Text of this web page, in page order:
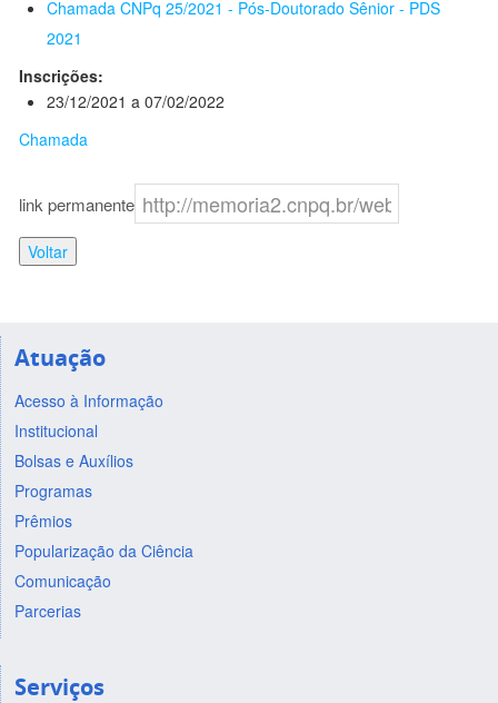
Chamada CNPq 25/2021 - Pós-Doutorado Sênior - PDS
2021
Inscrições:
23/12/2021 a 07/02/2022
Chamada
link permanente
Voltar
Atuação
Acesso à Informação
Institucional
Bolsas e Auxílios
Programas
Prêmios
Popularização da Ciência
Comunicação
Parcerias
Serviços